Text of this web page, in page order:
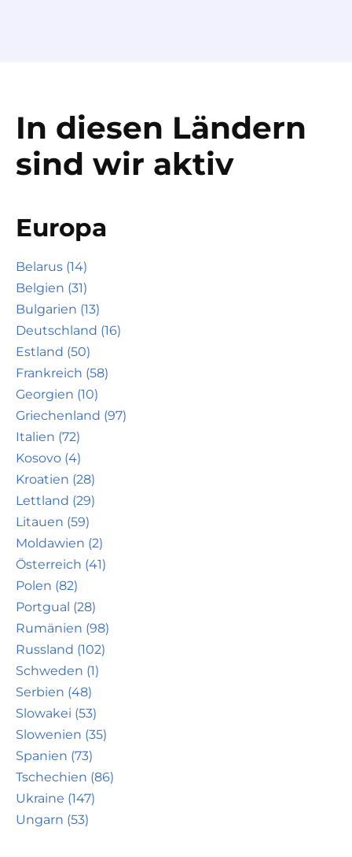
In diesen Ländern
sind wir aktiv
Europa
Belarus (14)
Belgien (31)
Bulgarien (13)
Deutschland (16)
Estland (50)
Frankreich (58)
Georgien (10)
Griechenland (97)
Italien (72)
Kosovo (4)
Kroatien (28)
Lettland (29)
Litauen (59)
Moldawien (2)
Österreich (41)
Polen (82)
Portgual (28)
Rumänien (98)
Russland (102)
Schweden (1)
Serbien (48)
Slowakei (53)
Slowenien (35)
Spanien (73)
Tschechien (86)
Ukraine (147)
Ungarn (53)